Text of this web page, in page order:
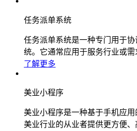
任务派单系统
任务派单系统是一种专门用于
统。它通常应用于服务行业或需
了解更多
美业小程序
美业小程序是一种基于手机应
美业行业的从业者提供更方便、